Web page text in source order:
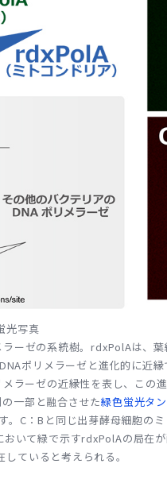
光写真
ーゼの系統樹。rdxPolAは、
ポリメラーゼと進化的に近縁
ラーゼの近縁性を表し、この
一部と融合させた緑色蛍光タ
。C：Bと同じ出芽酵母細胞の
いて緑で示すrdxPolAの局在
ていると考えられる。